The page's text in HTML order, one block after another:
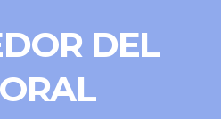
DEL